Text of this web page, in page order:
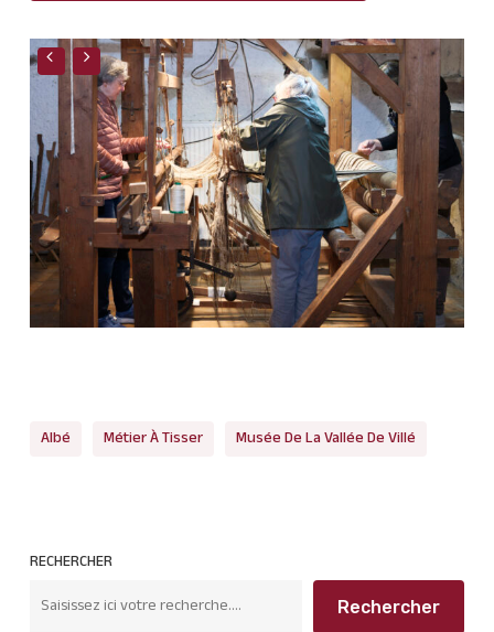
Albé Métier À Tisser Musée De La Vallée De Villé
RECHERCHER
Rechercher